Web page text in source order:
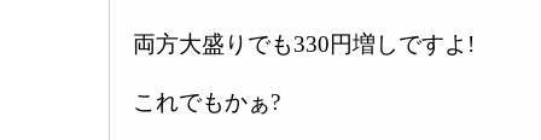
両方大盛りでも330円増しですよ!
これでもかぁ?